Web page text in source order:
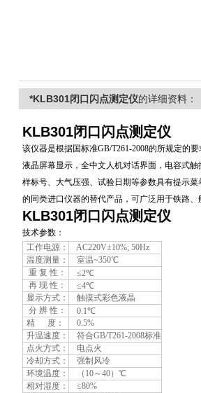
*KLB301闭口闪点测定仪的详细资料：
KLB301闭口闪点测定仪
该仪器是根据国标准GB/T261-2008的所规定的
液晶屏幕显示，全中文人机对话界面，电容式
样标号、大气压强、试验日期等参数具有提示
的同类进口仪器的替代产品，可广泛用于铁路、
KLB301闭口闪点测定仪
技术参数：
工作电源：
AC220V±10%; 50Hz
温度测量：
室温~350℃
重 复 性：
≤2℃
再 现 性：
≤4℃
显示方式：
触摸式彩色液晶
分 辨 性：
0.1℃
精 度：
0.5%
升温速度：
符合GB/T261-2008标准
点火方式：
电点火
冷却方式：
强制风冷
环境温度：
（10～40）℃
相对湿度：
≤80%